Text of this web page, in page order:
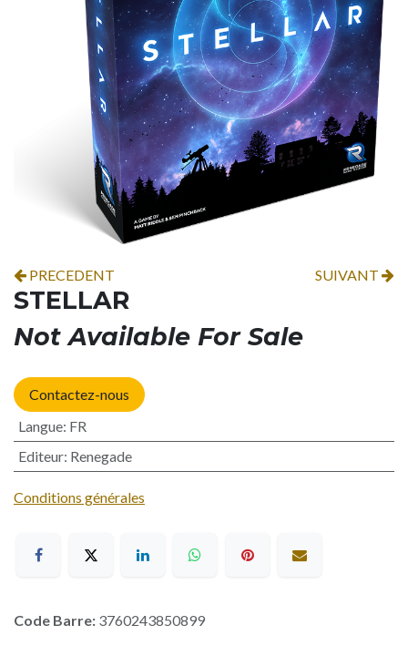
PRECEDENT SUIVANT
STELLAR
Not Available For Sale
Contactez-nous
Langue: FR
Editeur: Renegade
Conditions générales
Code Barre: 3760243850899